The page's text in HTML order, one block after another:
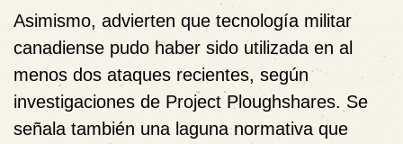
Asimismo, advierten que tecnología militar
canadiense pudo haber sido utilizada en al
menos dos ataques recientes, según
investigaciones de Project Ploughshares. Se
señala también una laguna normativa que